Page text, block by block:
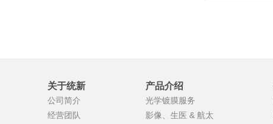
关于统新
公司简介
经营团队
产品介绍
光学镀膜服务
影像、生医 & 航太